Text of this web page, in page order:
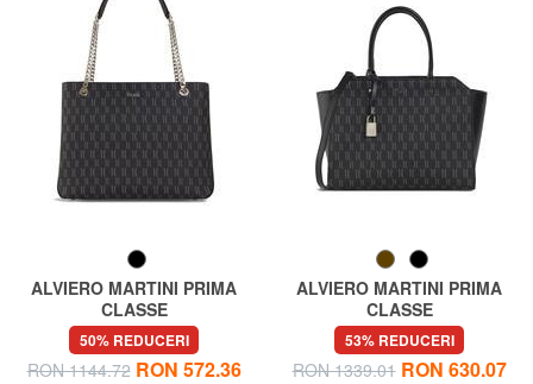
ALVIERO MARTINI PRIMA
CLASSE
MONOGRAM Geanta de
umar
50% REDUCERI
RON 1144.72 RON 572.36
ALVIERO MARTINI PRIMA
CLASSE
MONOGRAM Shopper cu
curea de umar
53% REDUCERI
RON 1339.01 RON 630.07